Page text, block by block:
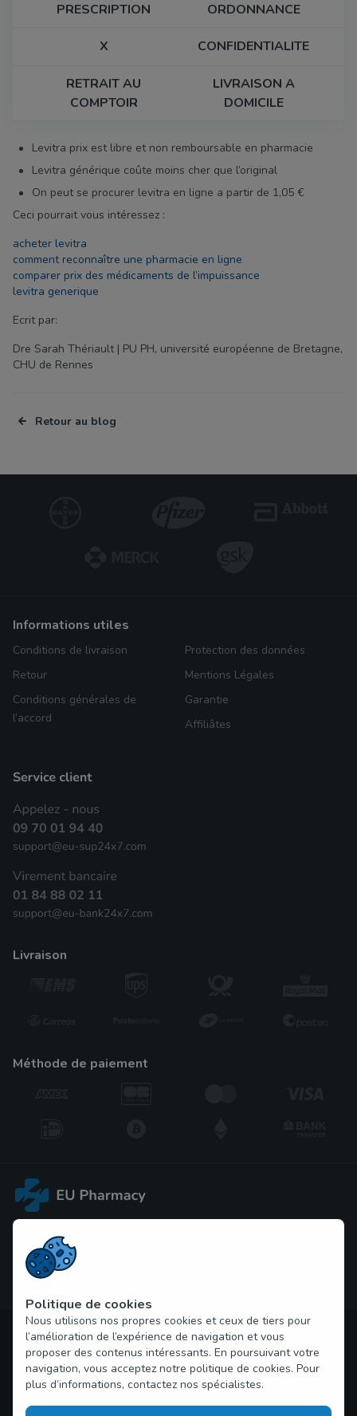
PRESCRIPTION
ORDONNANCE
X CONFIDENTIALITE
RETRAIT AU
COMPTOIR
LIVRAISON A
DOMICILE
Levitra prix est libre et non remboursable en pharmacie
Levitra générique coûte moins cher que l’original
On peut se procurer levitra en ligne a partir de 1,05 €
Ceci pourrait vous intéressez :
acheter levitra
comment reconnaître une pharmacie en ligne
comparer prix des médicaments de l’impuissance
levitra generique
Ecrit par:
Dre Sarah Thériault | PU PH, université européenne de Bretagne,
CHU de Rennes
Retour au blog
informations utiles
Conditions de livraison
Retour
Conditions générales de
l’accord
Protection des données
Mentions Légales
Garantie
Affiliâtes
livraison
méthode de paiement
À propos de nous
Questions et réponses
Droit d'auteur © 2026 problemes-erection.com Tous droits
réservés
Politique de cookies
Nous utilisons nos propres cookies et ceux de tiers pour
l’amélioration de l’expérience de navigation et vous
proposer des contenus intéressants. En poursuivant votre
navigation, vous acceptez notre politique de cookies. Pour
plus d’informations, contactez nos spécialistes.